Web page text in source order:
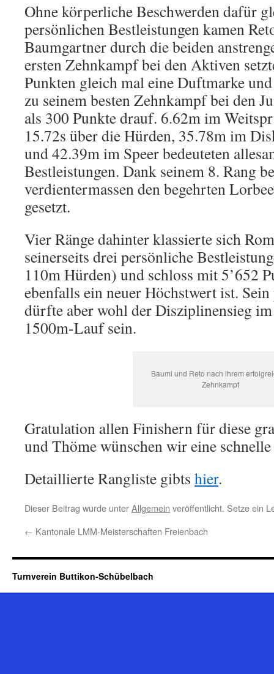
Ohne körperliche Beschwerden dafür
persönlichen Bestleistungen kamen
Baumgartner durch die beiden
ersten Zehnkampf bei den Aktiven
Punkten gleich mal eine Duftmarke
zu seinem besten Zehnkampf bei den
als 300 Punkte drauf. 6.62m im
15.72s über die Hürden, 35.78m im
und 42.39m im Speer bedeuteten
Bestleistungen. Dank seinem 8. Rang
verdientermassen den begehrten
gesetzt.
Vier Ränge dahinter klassierte sich
seinerseits drei persönliche
110m Hürden) und schloss mit 5’652
ebenfalls ein neuer Höchstwert ist.
dürfte aber wohl der Disziplinensieg im
1500m-Lauf sein.
Baumi und Reto nach ihrem
Zehnkampf
Gratulation allen Finishern für diese
und Thöme wünschen wir eine
Detaillierte Rangliste gibts hier.
Dieser Beitrag wurde unterAllgemein veröffentlicht. Setze ein
← Kantonale LMM-Meisterschaften Freienbach
Turnverein Buttikon-Schübelbach